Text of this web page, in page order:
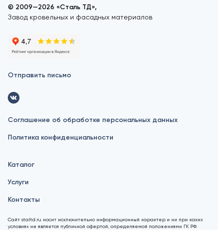
© 2009—2026 «Сталь ТД»,
Завод кровельных и фасадных материалов
Отправить письмо
Соглашение об обработке персональных данных
Политика конфиденциальности
Каталог
Услуги
Контакты
Сайт staltd.ru носит исключительно информационный характер и ни при каких
условиях не является публичной офертой, определяемой положениями ГК РФ.